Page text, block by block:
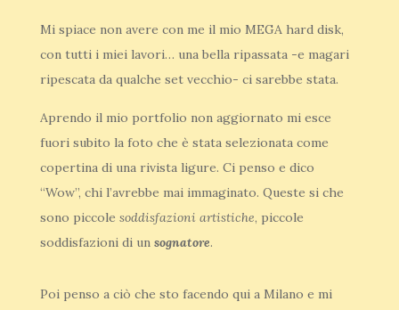
Mi spiace non avere con me il mio MEGA hard disk,
con tutti i miei lavori… una bella ripassata -e magari
ripescata da qualche set vecchio- ci sarebbe stata.
Aprendo il mio portfolio non aggiornato mi esce
fuori subito la foto che è stata selezionata come
copertina di una rivista ligure. Ci penso e dico
“Wow”, chi l’avrebbe mai immaginato. Queste si che
sono piccole soddisfazioni artistiche, piccole
soddisfazioni di un sognatore.
Poi penso a ciò che sto facendo qui a Milano e mi